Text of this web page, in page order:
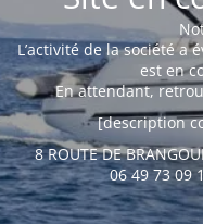
L’activité de la société a
est en
En attendant,
[description
8 ROUTE DE
06 49 73 09